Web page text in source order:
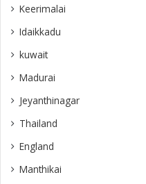
Keerimalai
Idaikkadu
kuwait
Madurai
Jeyanthinagar
Thailand
England
Manthikai